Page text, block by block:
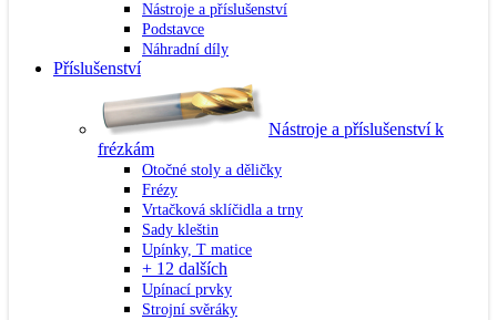
Nástroje a příslušenství
Podstavce
Náhradní díly
Příslušenství
Nástroje a příslušenství k
frézkám
Otočné stoly a děličky
Frézy
Vrtačková sklíčidla a trny
Sady kleštin
Upínky, T matice
+ 12 dalších
Upínací prvky
Strojní svěráky